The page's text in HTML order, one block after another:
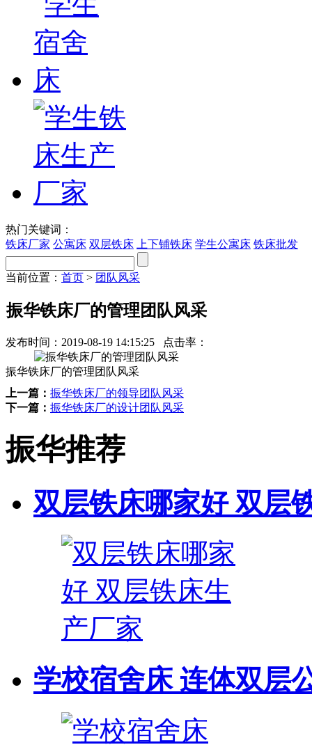
热门关键词：
铁床厂家 公寓床 双层铁床 上下铺铁床 学生公寓床 铁床批发
当前位置： 首页 > 团队风采
振华铁床厂的管理团队风采
发布时间： 2019-08-19 14:15:25 点击率：
振华铁床厂的管理团队风采
上一篇： 振华铁床厂的领导团队风采
下一篇： 振华铁床厂的设计团队风采
振华推荐
双层铁床哪家好 双层
学校宿舍床 连体双层